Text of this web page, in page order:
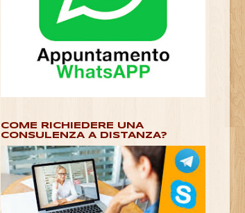
COME RICHIEDERE UNA
CONSULENZA A DISTANZA?